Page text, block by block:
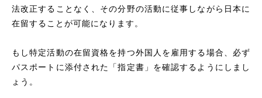
法改正することなく、その分野の活動に従事しながら日本に
在留することが可能になります。
もし特定活動の在留資格を持つ外国人を雇用する場合、必ず
パスポートに添付された「指定書」を確認するようにしまし
ょう。